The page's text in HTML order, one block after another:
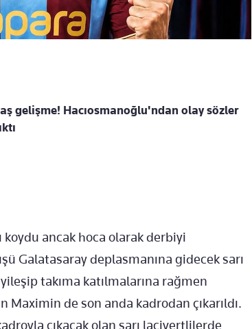
gelişme! Hacıosmanoğlu'ndan olay sözler
koydu ancak hoca olarak derbiyi
Galatasaray deplasmanına gidecek sarı
takıma katılmalarına rağmen
de son anda kadrodan çıkarıldı.
çıkacak olan sarı lacivertlilerde